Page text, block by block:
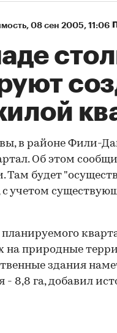
⁠, 08 сен 2005, 11:06
в районе Фили-
Об этом
будет
учетом
на природные
здания
8,8 га, добавил